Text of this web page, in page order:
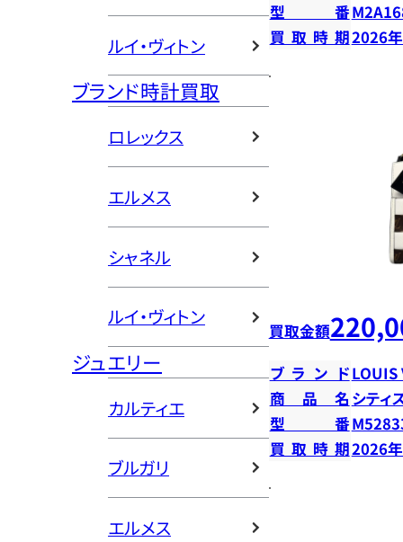
ルイ・ヴィトン
ブランド時計買取
ロレックス
エルメス
シャネル
ルイ・ヴィトン
ジュエリー
カルティエ
ブルガリ
エルメス
型番
買取時期2026
買取金額
ブランドLOUIS
商品名 シティ
型番
買取時期2026